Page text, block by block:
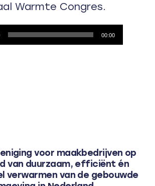
Warmte Congres.
00:00
voor maakbedrijven op
van duurzaam, efficiënt én
verwarmen van de gebouwde